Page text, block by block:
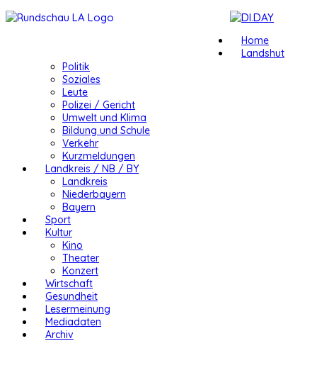
Home
Landshut
Politik
Soziales
Leute
Polizei / Gericht
Umwelt und Klima
Bildung und Schule
Verkehr
Kurzmeldungen
Landkreis / NB / BY
Landkreis
Niederbayern
Bayern
Sport
Kultur
Kino
Theater
Konzert
Wirtschaft
Gesundheit
Lesermeinung
Mediadaten
Archiv